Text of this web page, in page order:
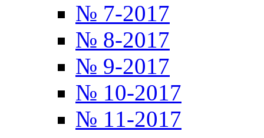
№ 7-2017
№ 8-2017
№ 9-2017
№ 10-2017
№ 11-2017